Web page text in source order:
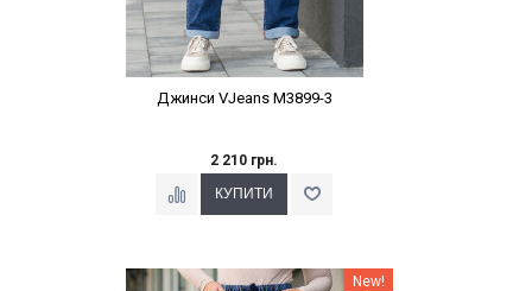
Джинси VJeans M3899-3
2 210 грн.
Наклейки Варіант з % New!